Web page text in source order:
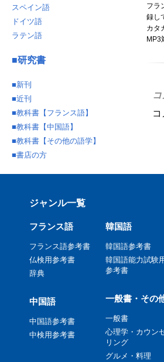
フラ
録し
カタ
MP3
スペイン語
ドイツ語
ラテン語
■研究書
■新刊
■近刊
■教科書【フランス語】
■教科書【中国語】
■教科書【その他の語学】
■書店の方
ジャンル一覧
フランス語
フランス語参考書
仏検用参考書
辞典
中国語
中国語参考書
中検用参考書
韓国語
韓国語参考書
韓国語能力試験
参考書
一般書・その
一般書
心理学・カウン
リング
グルメ・料理